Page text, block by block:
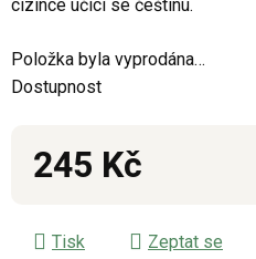
hvězdiček.
cizince učící se češtinu.
Položka byla vyprodána…
Dostupnost
245 Kč
Tisk Zeptat se